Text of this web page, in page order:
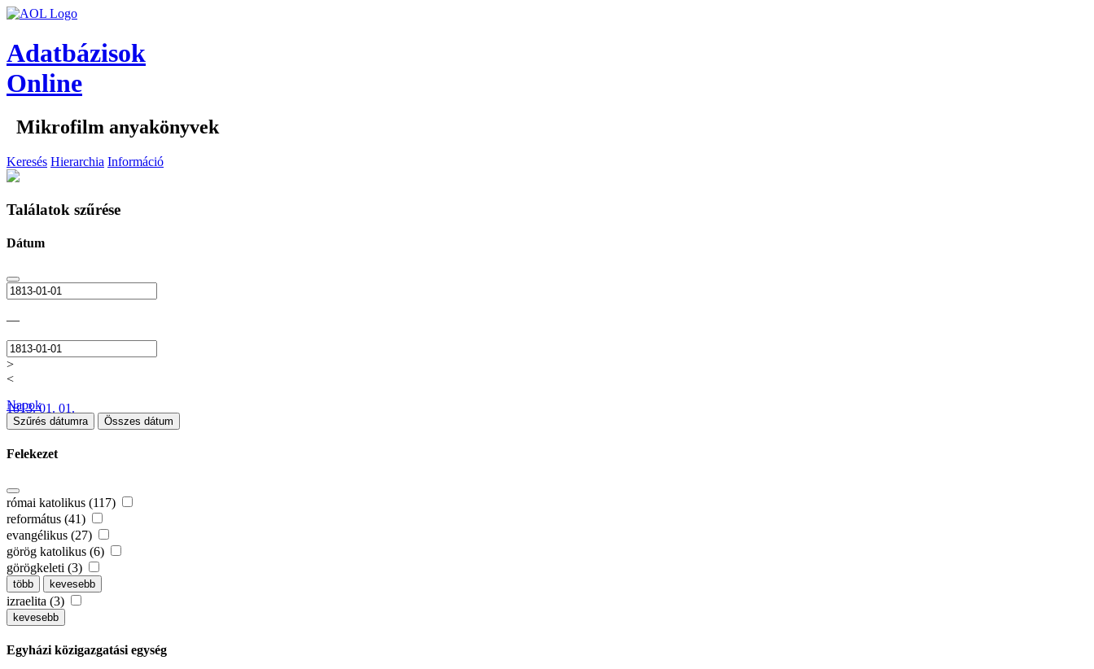
Adatbázisok
Online
Mikrofilm anyakönyvek
Keresés Hierarchia Információ
Találatok szűrése
Dátum
—
>
<
1813. 01. 01.
Napok
Szűrés dátumra Összes dátum
Felekezet
római katolikus (117)
református (41)
evangélikus (27)
görög katolikus (6)
görögkeleti (3)
több kevesebb
izraelita (3)
kevesebb
Egyházi közigazgatási egység